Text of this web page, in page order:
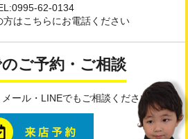
62-0134
はこちらにお電話ください
ご予約・ご相談
ール・LINEでもご相談ください